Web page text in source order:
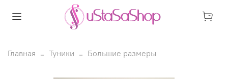
Главная Туники Большие размеры